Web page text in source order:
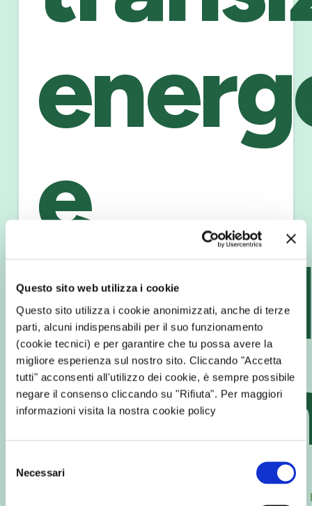
Questo sito web utilizza i cookie
Questo sito utilizza i cookie anonimizzati, anche di terze
parti, alcuni indispensabili per il suo funzionamento
(cookie tecnici) e per garantire che tu possa avere la
migliore esperienza sul nostro sito. Cliccando "Accetta
tutti" acconsenti all'utilizzo dei cookie, è sempre possibile
negare il consenso cliccando su "Rifiuta". Per maggiori
informazioni visita la nostra cookie policy
delNecessari
e